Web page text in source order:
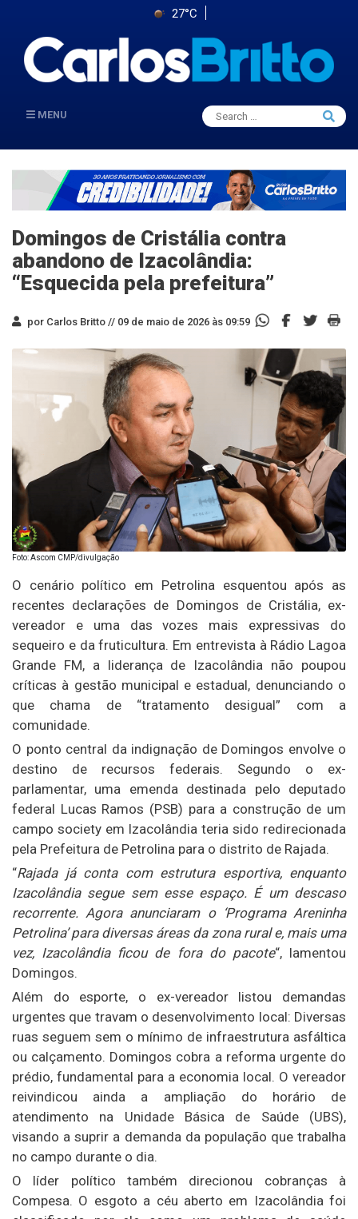
27°C
MENU
Search
for:
Search
Domingos de Cristália contra
abandono de Izacolândia:
“Esquecida pela prefeitura”
por Carlos Britto // 09 de maio de 2026 às 09:59
Foto: Ascom CMP/divulgação
O cenário político em Petrolina esquentou após as
recentes declarações de Domingos de Cristália, ex-
vereador e uma das vozes mais expressivas do
sequeiro e da fruticultura. Em entrevista à Rádio Lagoa
Grande FM, a liderança de Izacolândia não poupou
críticas à gestão municipal e estadual, denunciando o
que chama de “tratamento desigual” com a
comunidade.
O ponto central da indignação de Domingos envolve o
destino de recursos federais. Segundo o ex-
parlamentar, uma emenda destinada pelo deputado
federal Lucas Ramos (PSB) para a construção de um
campo society em Izacolândia teria sido redirecionada
pela Prefeitura de Petrolina para o distrito de Rajada.
“Rajada já conta com estrutura esportiva, enquanto
Izacolândia segue sem esse espaço. É um descaso
recorrente. Agora anunciaram o ‘Programa Areninha
Petrolina’ para diversas áreas da zona rural e, mais uma
vez, Izacolândia ficou de fora do pacote“, lamentou
Domingos.
Além do esporte, o ex-vereador listou demandas
urgentes que travam o desenvolvimento local: Diversas
ruas seguem sem o mínimo de infraestrutura asfáltica
ou calçamento. Domingos cobra a reforma urgente do
prédio, fundamental para a economia local. O vereador
reivindicou ainda a ampliação do horário de
atendimento na Unidade Básica de Saúde (UBS),
visando a suprir a demanda da população que trabalha
no campo durante o dia.
O líder político também direcionou cobranças à
Compesa. O esgoto a céu aberto em Izacolândia foi